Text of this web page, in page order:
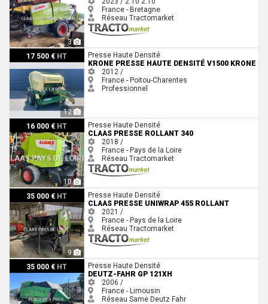
3
France - Bretagne
Réseau Tractomarket
17 500 € HT
12
Krone Presse haute densité V1500 Krone
Presse Haute Densité
KRONE PRESSE HAUTE DENSITÉ V1500 KRONE
2012 /
France - Poitou-Charentes
Professionnel
16 000 € HT
10
Claas PRESSE ROLLANT 340Presse Haute Densité
CLAAS PRESSE ROLLANT 340
2018 /
France - Pays de la Loire
Réseau Tractomarket
35 000 € HT
9
Claas PRESSE UNIWRAP 455 ROLLANT
Presse Haute Densité
CLAAS PRESSE UNIWRAP 455 ROLLANT
2021 /
France - Pays de la Loire
Réseau Tractomarket
35 000 € HT
Deutz-Fahr GP 121XH
Presse Haute Densité
DEUTZ-FAHR GP 121XH
2006 /
France - Limousin
Réseau Same Deutz Fahr